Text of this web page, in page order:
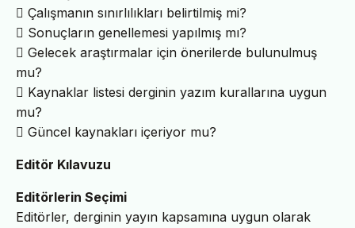
 Çalışmanın sınırlılıkları belirtilmiş mi?
 Sonuçların genellemesi yapılmış mı?
 Gelecek araştırmalar için önerilerde bulunulmuş
mu?
 Kaynaklar listesi derginin yazım kurallarına uygun
mu?
 Güncel kaynakları içeriyor mu?
Editör Kılavuzu
Editörlerin Seçimi
Editörler, derginin yayın kapsamına uygun olarak